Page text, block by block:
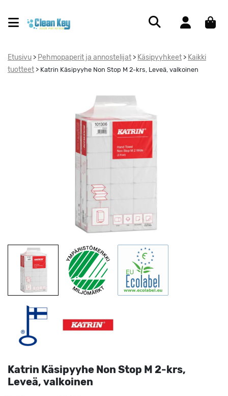
Etusivu > Pehmopaperit ja annostelijat > Käsipyyhkeet > Kaikki
tuotteet > Katrin Käsipyyhe Non Stop M 2-krs, Leveä, valkoinen
Katrin Käsipyyhe Non Stop M 2-krs,
Leveä, valkoinen